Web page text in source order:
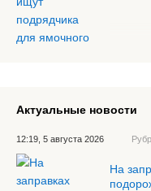
Актуальные новости
12:19, 5 августа 2026
На